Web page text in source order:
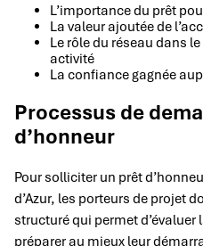
L’importance du prêt
La valeur ajoutée de
Le rôle du réseau dans
activité
La confiance gagnée
Processus de
d’honneur
Pour solliciter un prêt
d’Azur, les porteurs de projet
structuré qui permet
préparer au mieux leur